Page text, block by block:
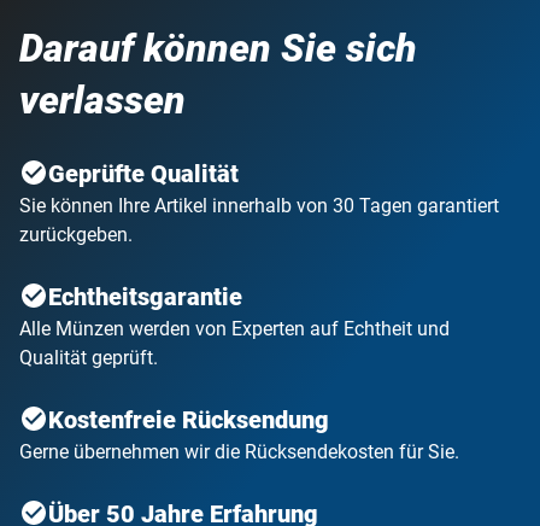
Darauf können Sie sich
verlassen
Geprüfte Qualität
Sie können Ihre Artikel innerhalb von 30 Tagen garantiert
zurückgeben.
Echtheitsgarantie
Alle Münzen werden von Experten auf Echtheit und
Qualität geprüft.
Kostenfreie Rücksendung
Gerne übernehmen wir die Rücksendekosten für Sie.
Über 50 Jahre Erfahrung